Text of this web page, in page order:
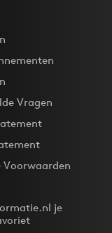
Vragen
Voorwaarden
je